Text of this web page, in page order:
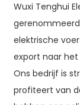
Wuxi Tenghui
elektrische
export naar
Ons bedrijf is
profiteert van